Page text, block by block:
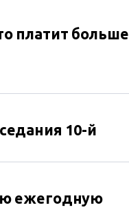
платит больше
10-й
ежегодную